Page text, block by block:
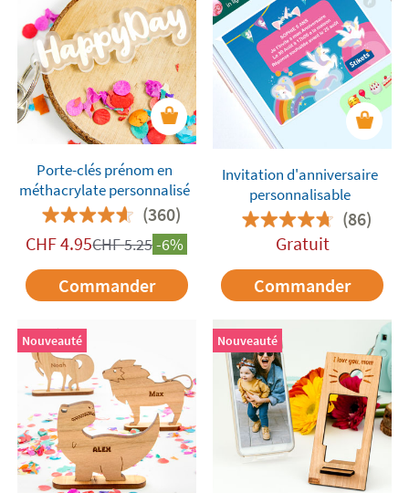
Porte-clés prénom en
méthacrylate personnalisé
(360)
CHF4.95CHF5.25-6%
Commander
Invitation d'anniversaire
personnalisable
(86)
Gratuit
Commander
Nouveauté Nouveauté